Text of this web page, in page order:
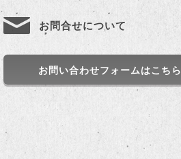
お問合せについて
お問い合わせフォームはこちら